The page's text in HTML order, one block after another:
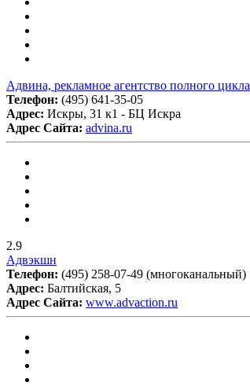
Адвина, рекламное агентство полного цикла
Телефон: (495) 641-35-05
Адрес: Искры, 31 к1 - БЦ Искра
Адрес Сайта: advina.ru
2.9
Адвэкшн
Телефон: (495) 258-07-49 (многоканальный)
Адрес: Балтийская, 5
Адрес Сайта: www.advaction.ru